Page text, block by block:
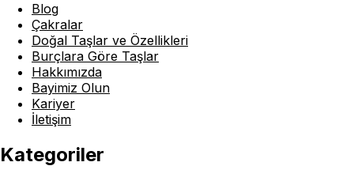
Blog
Çakralar
Doğal Taşlar ve Özellikleri
Burçlara Göre Taşlar
Hakkımızda
Bayimiz Olun
Kariyer
İletişim
Kategoriler